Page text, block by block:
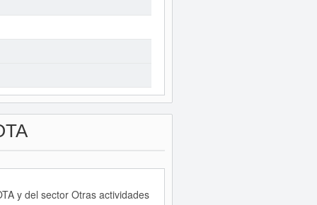
y del sector Otras actividades